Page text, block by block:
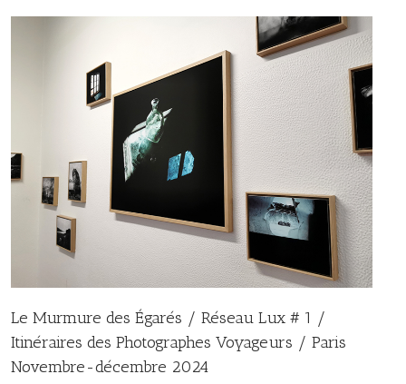
Le Murmure des Égarés / Réseau Lux # 1 /
Itinéraires des Photographes Voyageurs / Paris
Novembre-décembre 2024